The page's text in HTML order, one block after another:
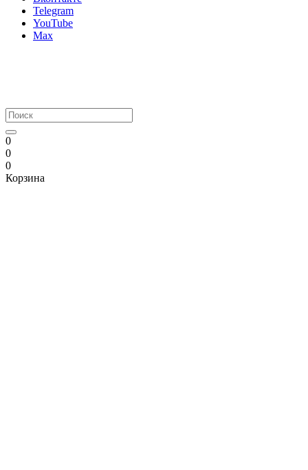
Telegram
YouTube
Max
0
0
0
Корзина